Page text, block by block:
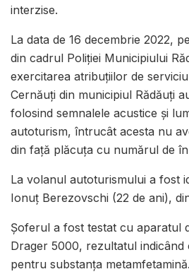
interzise.
La data de 16 decembrie 2022,
din cadrul Poliției Municipiului
exercitarea atribuțiilor de
Cernăuți din municipiul Rădăuți
folosind semnalele acustice și
autoturism, întrucât acesta nu
din față plăcuța cu numărul de
La volanul autoturismului a fost
Ionuț Berezovschi (22 de ani),
Șoferul a fost testat cu aparatul
Drager 5000, rezultatul indicând
pentru substanța metamfetamină.